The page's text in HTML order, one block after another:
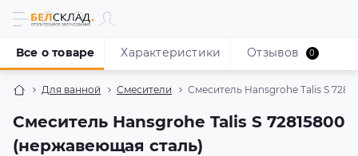
Для ванной Смесители Смеситель Hansgrohe Talis S
Смеситель Hansgrohe Talis S 72815800
(нержавеющая сталь)
Все о товаре Характеристики Отзывов 0